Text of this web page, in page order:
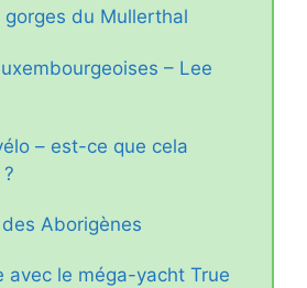
gorges du Mullerthal
– Lee
– est-ce que cela
Aborigènes
avec le méga-yacht True